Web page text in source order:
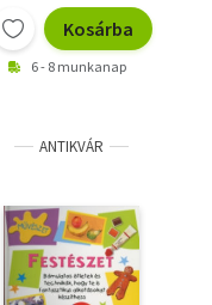
Kosárba
6 - 8 munkanap
ANTIKVÁR